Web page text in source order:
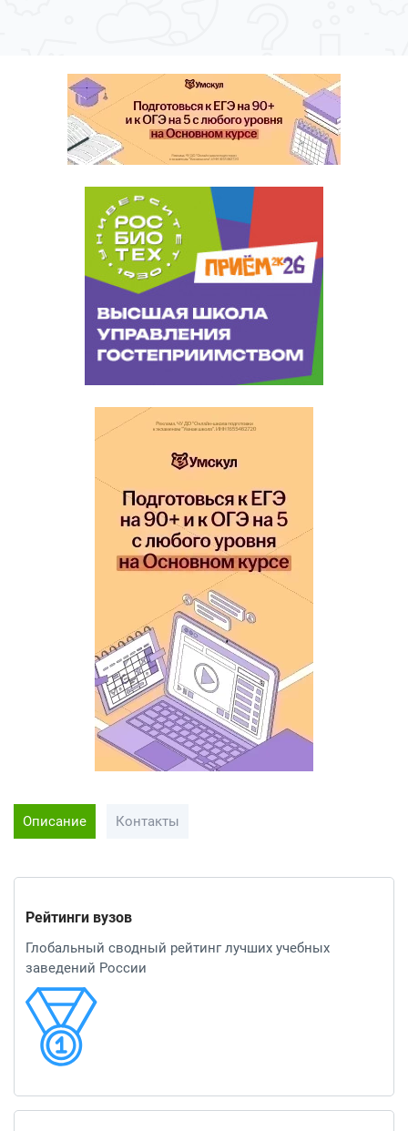
Описание Контакты
Рейтинги вузов
Глобальный сводный рейтинг лучших учебных
заведений России